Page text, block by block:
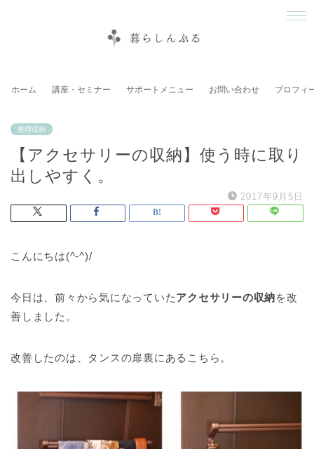
ホーム 講座・セミナー サポートメニュー お問い合わせ プロフィ
整理収納
【アクセサリーの収納】使う時に取り
出しやすく。
2017年9月5日
こんにちは(^-^)/
今日は、前々から気になっていたアクセサリーの収納を改
善しました。
改善したのは、タンスの扉裏にあるこちら。